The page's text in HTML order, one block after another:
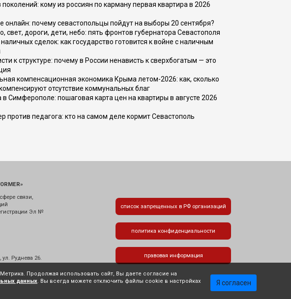
поколений: кому из россиян по карману первая квартира в 2026
онлайн: почему севастопольцы пойдут на выборы 20 сентября?
свет, дороги, дети, небо: пять фронтов губернатора Севастополя
сделок: как государство готовится к войне с наличным
к структуре: почему в России ненависть к сверхбогатым — это
компенсационная экономика Крыма летом-2026: как, сколько
отсутствие коммунальных благ
Симферополе: пошаговая карта цен на квартиры в августе 2026
против педагога: кто на самом деле кормит Севастополь
связи,
Эл №
Руднева 26.
список запрещенных в РФ организаций
политика конфиденциальности
правовая информация
Продолжая использовать сайт, Вы даете согласие на
данных. Вы всегда можете отключить файлы cookie в настройках
Я согласен